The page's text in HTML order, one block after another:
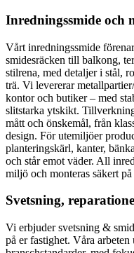
Inredningssmide och
Vårt inredningssmide
smidesräcken till balkong,
stilrena, med detaljer i stål,
trä. Vi levererar
kontor och butiker – med
slitstarka ytskikt.
mått och önskemål, från
design. För utemiljöer
planteringskärl, kanter,
och står emot väder. All
miljö och monteras säkert
Svetsning,
Vi erbjuder svetsning &
på er fastighet. Våra